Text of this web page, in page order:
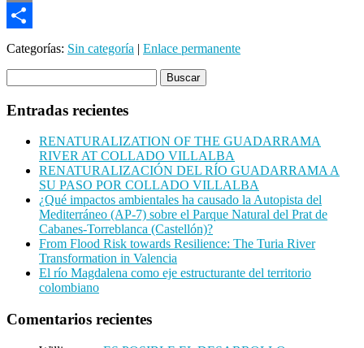
Email
Compartir
Categorías: Sin categoría | Enlace permanente
Entradas recientes
RENATURALIZATION OF THE GUADARRAMA
RIVER AT COLLADO VILLALBA
RENATURALIZACIÓN DEL RÍO GUADARRAMA A
SU PASO POR COLLADO VILLALBA
¿Qué impactos ambientales ha causado la Autopista del
Mediterráneo (AP-7) sobre el Parque Natural del Prat de
Cabanes-Torreblanca (Castellón)?
From Flood Risk towards Resilience: The Turia River
Transformation in Valencia
El río Magdalena como eje estructurante del territorio
colombiano
Comentarios recientes